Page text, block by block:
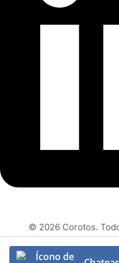
© 2026 Corotos.